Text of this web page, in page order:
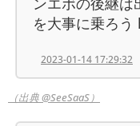
を大事に乗ろ
2023-01-14 17:29:32
（出典 @SeeSaaS）